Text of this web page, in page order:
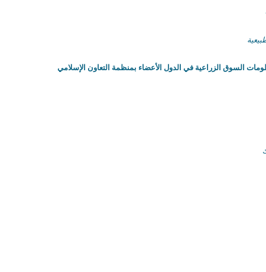
السوق الزراعية في الدول الأعضاء بمنظمة التعاون الإسلامي